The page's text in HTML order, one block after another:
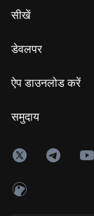
सीखें
डेवलपर
ऐप डाउनलोड करें
समुदाय